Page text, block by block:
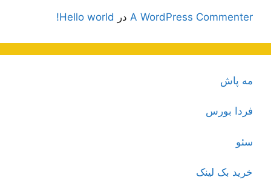
A WordPress Commenter در Hello world!
مه پاش
فردا بورس
سئو
خرید بک لینک